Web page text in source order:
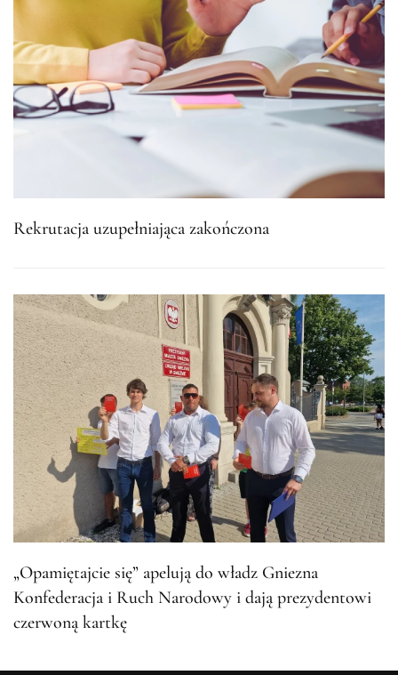
Rekrutacja uzupełniająca zakończona
„Opamiętajcie się” apelują do władz Gniezna
Konfederacja i Ruch Narodowy i dają prezydentowi
czerwoną kartkę